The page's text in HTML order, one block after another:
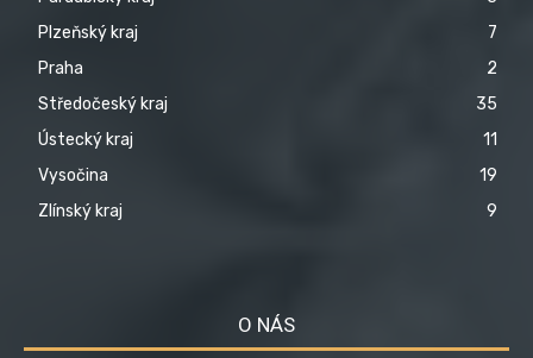
Plzeňský kraj
7
Praha
2
Středočeský kraj
35
Ústecký kraj
11
Vysočina
19
Zlínský kraj
9
O NÁS